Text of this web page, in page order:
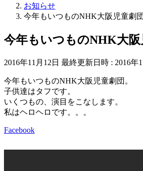
お知らせ
今年もいつものNHK大阪児童劇団
今年もいつものNHK大阪
2016年11月12日 最終更新日時 : 2016年
今年もいつものNHK大阪児童劇団。
子供達はタフです。
いくつもの、演目をこなします。
私はヘロヘロです。。。
Facebook